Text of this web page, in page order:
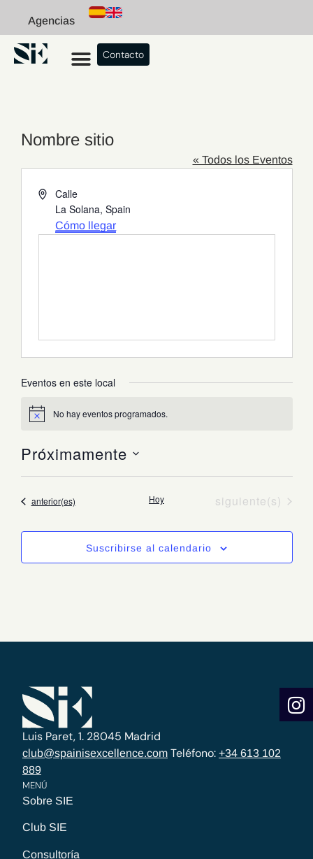
Agencias
Contacto
Nombre sitio
« Todos los Eventos
Dirección
Calle
La Solana, Spain
Cómo llegar
Eventos en este local
Aviso No hay eventos programados.
Próximamente
fecha.
Eventos
anterior(es) Hoy Eventos
siguiente(s)
Suscribirse al calendario
Luis Paret, 1. 28045 Madrid
club@spainisexcellence.com Teléfono: +34 613 102
889
MENÚ
Sobre SIE
Club SIE
Consultoría